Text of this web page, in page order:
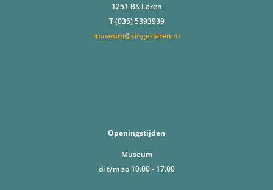
1251 BS Laren
T (035) 5393939
museum@singerlaren.nl
Openingstijden
Museum
di t/m zo 10.00 - 17.00